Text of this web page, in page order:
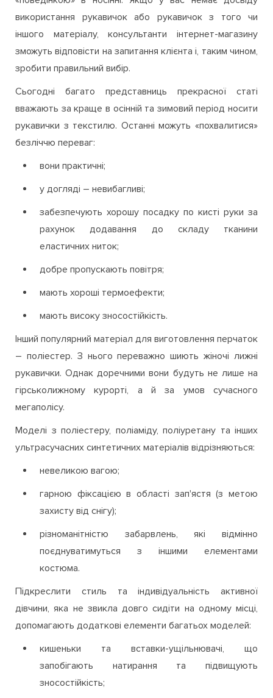
використання рукавичок або рукавичок з того чи
іншого матеріалу, консультанти інтернет-магазину
зможуть відповісти на запитання клієнта і, таким чином,
зробити правильний вибір.
Сьогодні багато представниць прекрасної статі
вважають за краще в осінній та зимовий період носити
рукавички з текстилю. Останні можуть «похвалитися»
безліччю переваг:
вони практичні;
у догляді – невибагливі;
забезпечують хорошу посадку по кисті руки за
рахунок додавання до складу тканини
еластичних ниток;
добре пропускають повітря;
мають хороші термоефекти;
мають високу зносостійкість.
Інший популярний матеріал для виготовлення перчаток
– поліестер. З нього переважно шиють жіночі лижні
рукавички. Однак доречними вони будуть не лише на
гірськолижному курорті, а й за умов сучасного
мегаполісу.
Моделі з поліестеру, поліаміду, поліуретану та інших
ультрасучасних синтетичних матеріалів відрізняються:
невеликою вагою;
гарною фіксацією в області зап'ястя (з метою
захисту від снігу);
різноманітністю забарвлень, які відмінно
поєднуватимуться з іншими елементами
костюма.
Підкреслити стиль та індивідуальність активної
дівчини, яка не звикла довго сидіти на одному місці,
допомагають додаткові елементи багатьох моделей:
кишеньки та вставки-ущільнювачі, що
запобігають натирання та підвищують
зносостійкість;